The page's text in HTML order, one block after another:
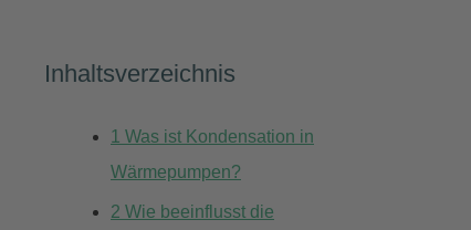
Inhaltsverzeichnis
1 Was ist Kondensation in
Wärmepumpen?
2 Wie beeinflusst die